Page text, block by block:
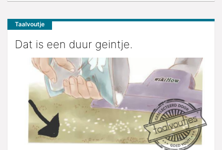
Taalvoutje
Dat is een duur geintje.